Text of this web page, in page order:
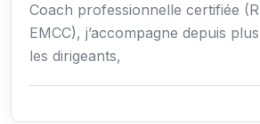
Coach professionnelle certifiée
EMCC), j’accompagne depuis
les dirigeants,